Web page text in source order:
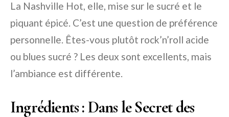
La Nashville Hot, elle, mise sur le sucré et le
piquant épicé. C’est une question de préférence
personnelle. Êtes-vous plutôt rock’n’roll acide
ou blues sucré ? Les deux sont excellents, mais
l’ambiance est différente.
Ingrédients : Dans le Secret des